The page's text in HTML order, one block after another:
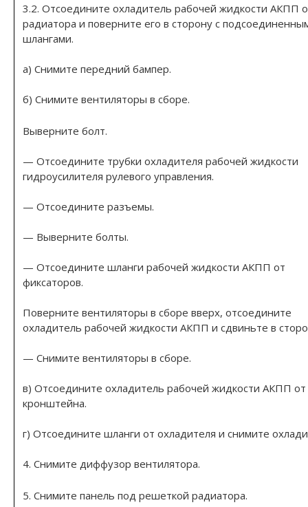
3.2. Отсоедините охладитель рабочей жидкости АКПП
радиатора и поверните его в сторону с
шлангами.
а) Снимите передний бампер.
б) Снимите вентиляторы в сборе.
Выверните болт.
— Отсоедините трубки охладителя рабочей жидкости
гидроусилителя рулевого управления.
— Отсоедините разъемы.
— Выверните болты.
— Отсоедините шланги рабочей жидкости АКПП от
фиксаторов.
Поверните вентиляторы в сборе вверх, отсоедините
охладитель рабочей жидкости АКПП и сдвиньте в
— Снимите вентиляторы в сборе.
в) Отсоедините охладитель рабочей жидкости АКПП от
кронштейна.
г) Отсоедините шланги от охладителя и снимите
4. Снимите диффузор вентилятора.
5. Снимите панель под решеткой радиатора.